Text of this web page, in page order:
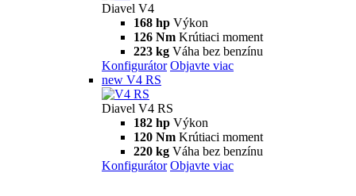
Diavel V4
168 hp Výkon
126 Nm Krútiaci moment
223 kg Váha bez benzínu
Konfigurátor Objavte viac
new V4 RS
Diavel V4 RS
182 hp Výkon
120 Nm Krútiaci moment
220 kg Váha bez benzínu
Konfigurátor Objavte viac